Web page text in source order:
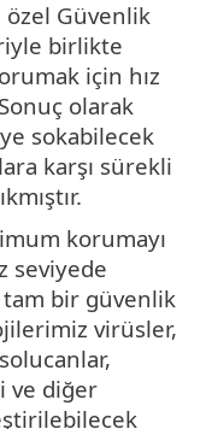
Güvenlik
birlikte
için hız
olarak
sokabilecek
karşı sürekli
korumayı
seviyede
tam bir güvenlik
virüsler,
ve diğer